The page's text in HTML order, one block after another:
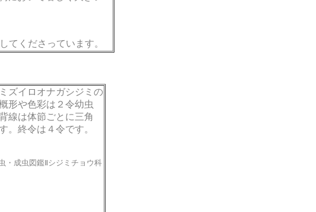
てくださっています。
ズイロオナガシジミの
形や色彩は２令幼虫
線は体節ごとに三角
。終令は４令です。
成虫図鑑Ⅱシジミチョウ科